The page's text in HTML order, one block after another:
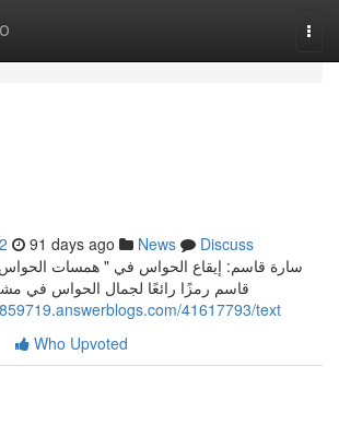
91 days ago News
Discuss
سارة قاسم: إيقاع الحواس في " همسات
قاسم رمزًا رائعًا لجمال الحواس في
41617793/text
Who Upvoted